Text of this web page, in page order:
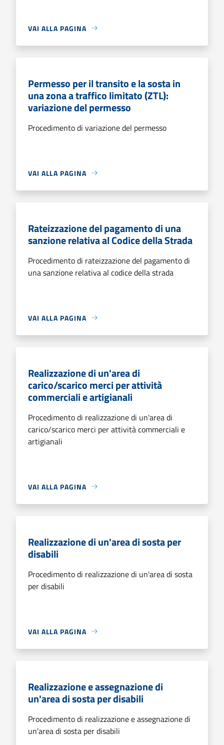
VAI ALLA PAGINA
Permesso per il transito e la sosta in
una zona a traffico limitato (ZTL):
variazione del permesso
Procedimento di variazione del permesso
VAI ALLA PAGINA
Rateizzazione del pagamento di una
sanzione relativa al Codice della Strada
Procedimento di rateizzazione del pagamento di
una sanzione relativa al codice della strada
VAI ALLA PAGINA
Realizzazione di un'area di
carico/scarico merci per attività
commerciali e artigianali
Procedimento di realizzazione di un'area di
carico/scarico merci per attività commerciali e
artigianali
VAI ALLA PAGINA
Realizzazione di un'area di sosta per
disabili
Procedimento di realizzazione di un'area di sosta
per disabili
VAI ALLA PAGINA
Realizzazione e assegnazione di
un'area di sosta per disabili
Procedimento di realizzazione e assegnazione di
un'area di sosta per disabili